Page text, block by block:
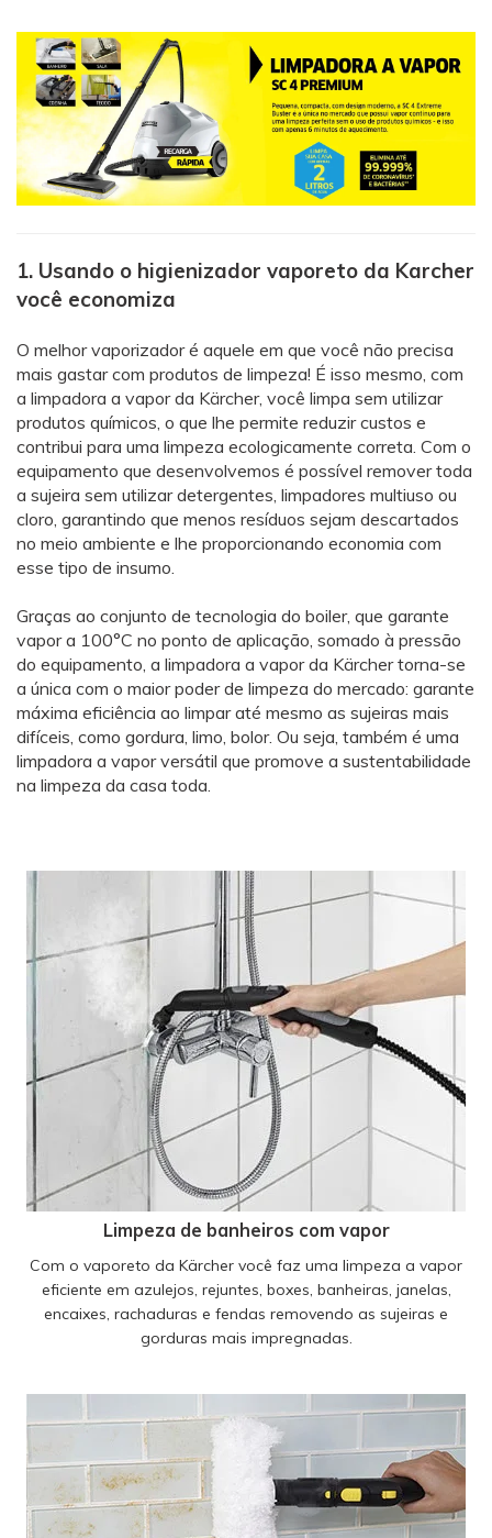
1. Usando o higienizador vaporeto da Karcher
você economiza
O melhor vaporizador é aquele em que você não precisa
mais gastar com produtos de limpeza! É isso mesmo, com
a limpadora a vapor da Kärcher, você limpa sem utilizar
produtos químicos, o que lhe permite reduzir custos e
contribui para uma limpeza ecologicamente correta. Com o
equipamento que desenvolvemos é possível remover toda
a sujeira sem utilizardetergentes , limpadores multiuso ou
cloro , garantindo que menos resíduos sejam descartados
no meio ambiente e lhe proporcionando economia com
esse tipo de insumo.
Graças ao conjunto de tecnologia do boiler, que garante
vapor a 100°C no ponto de aplicação, somado à pressão
do equipamento, a limpadora a vapor da Kärcher torna-se
a única com o maior poder de limpeza do mercado: garante
máxima eficiência ao limpar até mesmo as sujeiras mais
difíceis, como gordura, limo, bolor. Ou seja, também é uma
limpadora a vapor versátil que promove a sustentabilidade
na limpeza da casa toda.
Limpeza de banheiros com vapor
Com o vaporeto da Kärcher você faz uma limpeza a vapor
eficiente em azulejos, rejuntes, boxes, banheiras, janelas,
encaixes, rachaduras e fendas removendo as sujeiras e
gorduras mais impregnadas.